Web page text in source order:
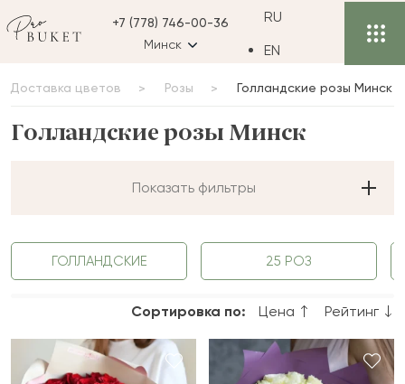
+7 (778) 746-00-36
Минск
RU
EN
Доставка цветов Розы Голландские розы Минск
Голландские розы Минск
Показать фильтры
ГОЛЛАНДСКИЕ 25 РОЗ
Сортировка по: Цена Рейтинг